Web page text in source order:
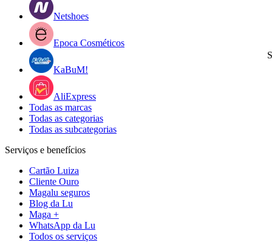
Netshoes
Epoca Cosméticos
KaBuM!
AliExpress
Todas as marcas
Todas as categorias
Todas as subcategorias
Serviços e benefícios
Cartão Luiza
Cliente Ouro
Magalu seguros
Blog da Lu
Maga +
WhatsApp da Lu
Todos os serviços